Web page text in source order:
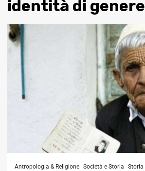
identità di genere
Antropologia & Religione Società e Storia Storia